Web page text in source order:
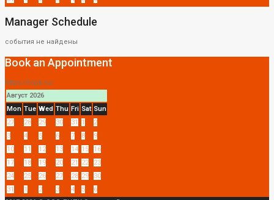
Manager Schedule
события не найдены
Book an Appointment
https://lcpk.ru/
Август 2026
Mon Tue Wed Thu Fri Sat Sun
27
28 29 30 31 1
2
3
4 5 6 7 8
9
10
11 12 13 14 15
16
17
18 19 20 21 22
23
24
25 26 27 28 29
30
31
1 2 3 4 5
6